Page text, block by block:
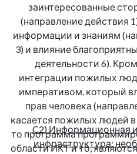
заинтересованные
(направление действия
информации и знаниям
3) и влияние
деятельности 6).
интеграции пожилых
императивом, который
прав человека
касается пожилых людей в
то программа
области ИКТ и то,
C2) Информационная
инфраструктура: